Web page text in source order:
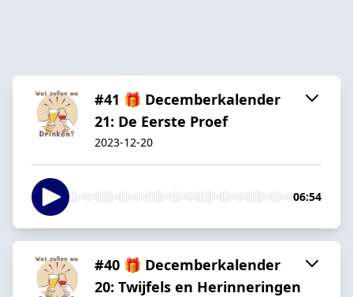
#41 🎁 Decemberkalender
21: De Eerste Proef
2023-12-20
06:54
#40 🎁 Decemberkalender
20: Twijfels en Herinneringen